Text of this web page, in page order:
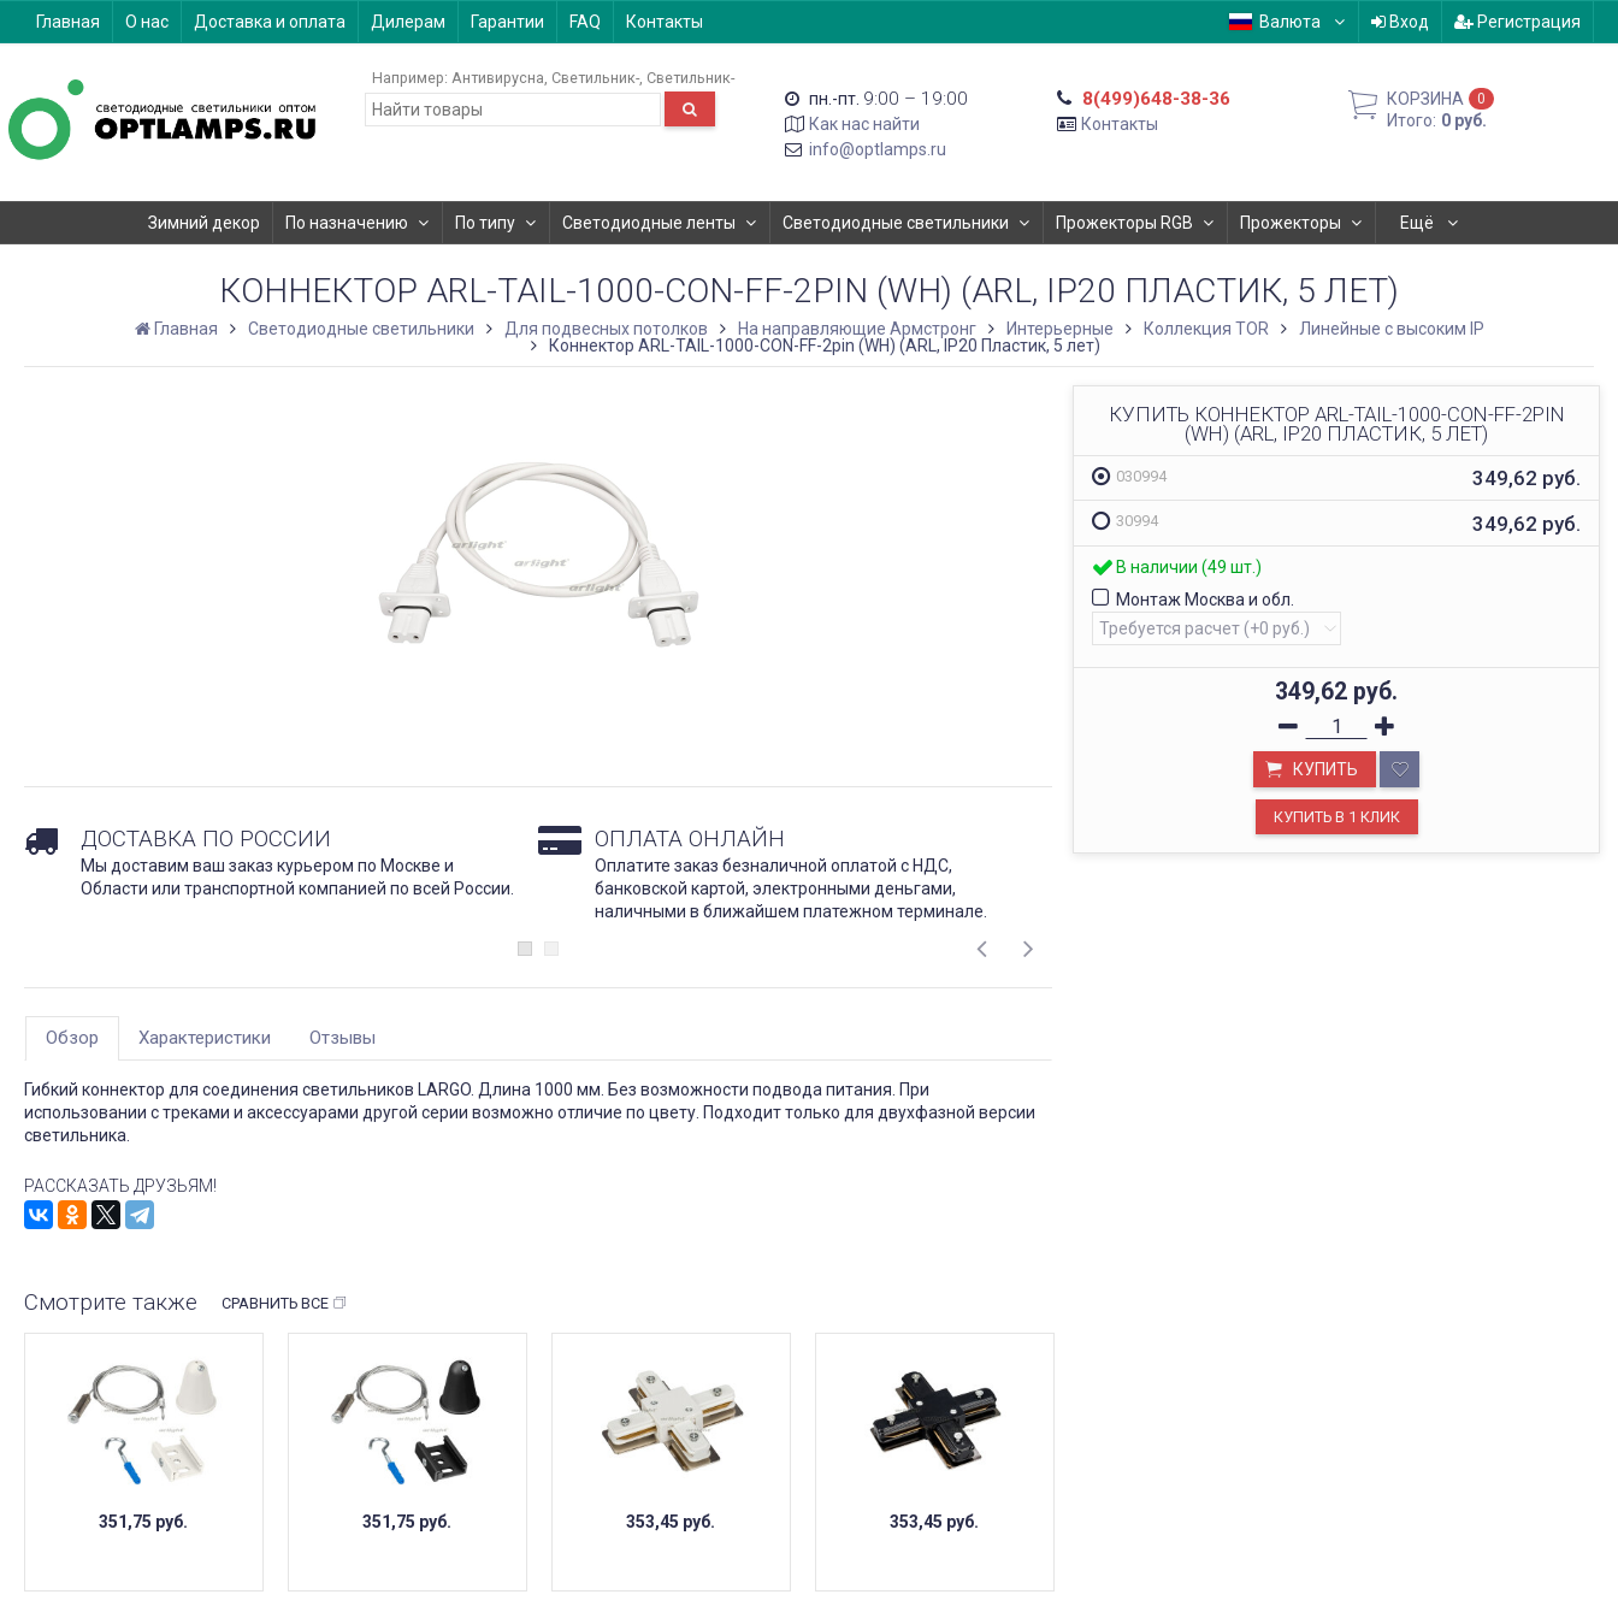
Главная О нас Доставка и оплата Дилерам Гарантии FAQ Контакты Валюта Вход Регистрация
Например: Антивирусна Светильник- Светильник-
пн.-пт. 9:00 – 19:00
Как нас найти
info@optlamps.ru
8(499)648-38-36
Контакты
КОРЗИНА 0
Итого: 0 руб.
Зимний декор По назначению По типу Светодиодные ленты Светодиодные светильники Прожекторы RGB Прожекторы Ещё
КОННЕКТОР ARL-TAIL-1000-CON-FF-2PIN (WH) (ARL, IP20 ПЛАСТИК, 5 ЛЕТ)
Главная Светодиодные светильники Для подвесных потолков На направляющие Армстронг Интерьерные Коллекция TOR
Линейные с высоким IP
Коннектор ARL-TAIL-1000-CON-FF-2pin (WH) (ARL, IP20 Пластик, 5 лет)
КУПИТЬ КОННЕКТОР ARL-TAIL-1000-CON-FF-2PIN
(WH) (ARL, IP20 ПЛАСТИК, 5 ЛЕТ)
030994 349,62 руб.
30994 349,62 руб.
В наличии (49 шт.)
Монтаж Москва и обл.
349,62 руб.
КУПИТЬ
ДОСТАВКА ПО РОССИИ
Мы доставим ваш заказ курьером по Москве и
Области или транспортной компанией по всей России.
ОПЛАТА ОНЛАЙН
Оплатите заказ безналичной оплатой с НДС,
банковской картой, электронными деньгами,
наличными в ближайшем платежном терминале.
ОФИС В МОСКВЕ
Обзор Характеристики Отзывы
Гибкий коннектор для соединения светильников LARGO. Длина 1000 мм. Без возможности подвода питания. При
использовании с треками и аксессуарами другой серии возможно отличие по цвету. Подходит только для двухфазной версии
светильника.
РАССКАЗАТЬ ДРУЗЬЯМ!
Смотрите также СРАВНИТЬ ВСЕ
351,75 руб. 351,75 руб. 353,45 руб. 353,45 руб.